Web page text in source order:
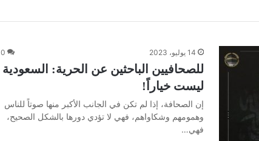
14 يوليو، 2023 0
للصحافيين الباحثين عن الحرية: السعودية
ليست خياراً!
إن الصحافة، إذا لم تكن في الجانب الأكبر منها صوتاً للناس
وهمومهم وشكاواهم، فهي لا تؤدي دورها بالشكل الصحيح،
فهي…